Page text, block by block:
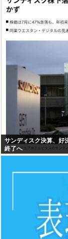
サンディスク決算、好
終了へ